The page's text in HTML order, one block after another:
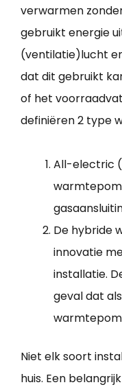
verwarmen
gebruikt energie
(ventilatie)lucht
dat dit gebruikt
of het
definiëren 2 type
All-electric
De hybride
innovatie
installatie.
geval dat
Niet elk soort
huis. Een